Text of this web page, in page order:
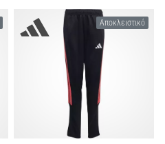
Αποκλειστικό